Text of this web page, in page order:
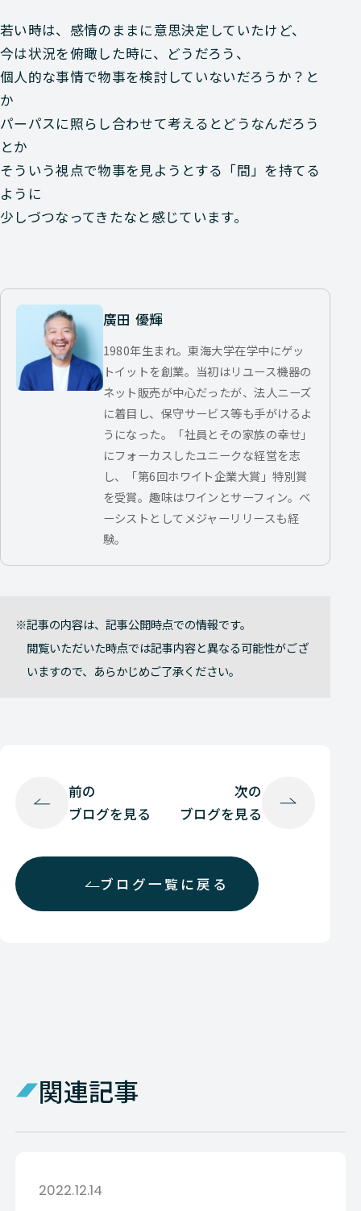
若い時は、感情のままに意思決定していたけど、
今は状況を俯瞰した時に、どうだろう、
個人的な事情で物事を検討していないだろうか？と
か
パーパスに照らし合わせて考えるとどうなんだろう
とか
そういう視点で物事を見ようとする「間」を持てる
ように
少しづつなってきたなと感じています。
廣田 優輝
1980年生まれ。東海大学在学中にゲッ
トイットを創業。当初はリユース機器の
ネット販売が中心だったが、法人ニーズ
に着目し、保守サービス等も手がけるよ
うになった。「社員とその家族の幸せ」
にフォーカスしたユニークな経営を志
し、「第6回ホワイト企業大賞」特別賞
を受賞。趣味はワインとサーフィン。ベ
ーシストとしてメジャーリリースも経
験。
記事の内容は、記事公開時点での情報です。
閲覧いただいた時点では記事内容と異なる可能性がござ
いますので、あらかじめご了承ください。
前の
ブログを見る
ブログ一覧に戻る
次の
ブログを見る
関連記事
2022.12.14